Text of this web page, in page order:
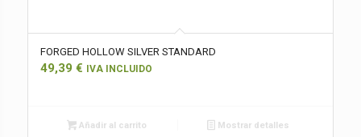
FORGED HOLLOW SILVER STANDARD
49,39 € IVA INCLUIDO
Añadir al carrito Mostrar detalles